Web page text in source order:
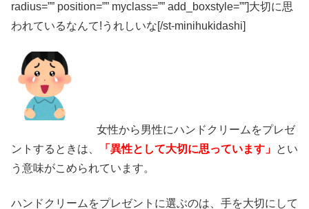
radius=”” position=”” myclass=”” add_boxstyle=””]大切に思
われているなんて!うれしいな[/st-minihukidashi]
女性から男性にハンドクリームをプレゼ
ントするときは、
「異性として大切に思っています」 とい
う意味がこめられています。
ハンドクリームをプレゼントに選ぶのは、手を大切にして